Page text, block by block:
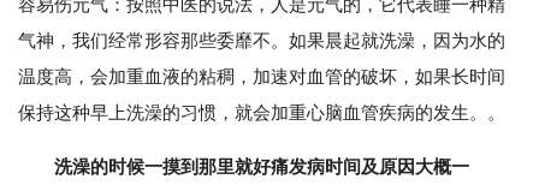
容易伤元气：按照中医的说法，人是元气的，它代表睡一种精
气神，我们经常形容那些委靡不。如果晨起就洗澡，因为水的
温度高，会加重血液的粘稠，加速对血管的破坏，如果长时间
保持这种早上洗澡的习惯，就会加重心脑血管疾病的发生。。
洗澡的时候一摸到那里就好痛发病时间及原因大概一